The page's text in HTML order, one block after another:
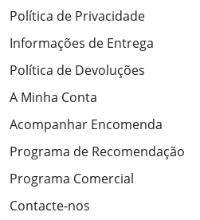
Política de Privacidade
Informações de Entrega
Política de Devoluções
A Minha Conta
Acompanhar Encomenda
Programa de Recomendação
Programa Comercial
Contacte-nos